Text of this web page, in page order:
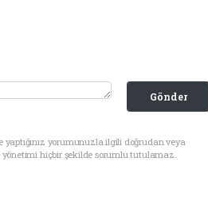
Gönder
yorumunuzla ilgili doğrudan veya
yönetimi hiçbir şekilde sorumlu tutulamaz.